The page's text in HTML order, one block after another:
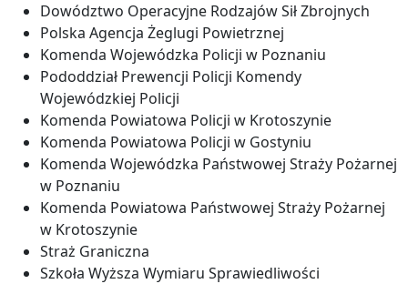
Dowództwo Operacyjne Rodzajów Sił Zbrojnych
Polska Agencja Żeglugi Powietrznej
Komenda Wojewódzka Policji w Poznaniu
Pododdział Prewencji Policji Komendy
Wojewódzkiej Policji
Komenda Powiatowa Policji w Krotoszynie
Komenda Powiatowa Policji w Gostyniu
Komenda Wojewódzka Państwowej Straży Pożarnej
w Poznaniu
Komenda Powiatowa Państwowej Straży Pożarnej
w Krotoszynie
Straż Graniczna
Szkoła Wyższa Wymiaru Sprawiedliwości